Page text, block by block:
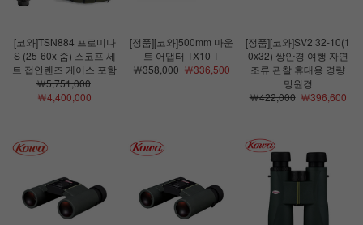
[코와]TSN884 프로미나
S (25-60x 줌) 스코프 세
트 접안렌즈 케이스 포함
￦5,751,000
￦4,400,000
[정품][코와]500mm 마운
트 어댑터 TX10-T
￦358,000￦336,500
[정품][코와]SV2 32-10(1
0x32) 쌍안경 여행 자연
조류 관찰 휴대용 경량
망원경
￦422,000￦396,600